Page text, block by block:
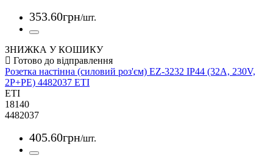
353.60грн/шт.
ЗНИЖКА У КОШИКУ
Розетка настінна (силовий роз'єм) EZ-3232 IP44 (32A, 230V,
2P+PE) 4482037 ETI
ETI
18140
4482037
405.60грн/шт.